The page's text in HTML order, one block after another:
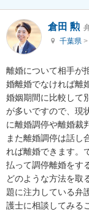
倉田 勲
千葉県 >
離婚について相手が
婚離婚でなければ離
婚姻期間に比較して
が多いですので、現
に離婚調停や離婚裁
また離婚調停は話し
れば離婚できます。
払って調停離婚をす
どのような方法を取
題に注力している弁
護士に相談してみる